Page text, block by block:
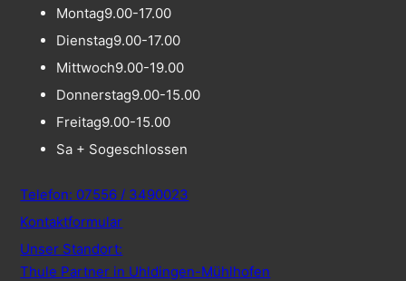
Montag9.00-17.00
Dienstag9.00-17.00
Mittwoch9.00-19.00
Donnerstag9.00-15.00
Freitag9.00-15.00
Sa + Sogeschlossen
Telefon: 07556 / 3490023
Kontaktformular
Unser Standort:
Thule Partner in Uhldingen-Mühlhofen